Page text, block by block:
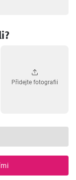
Přidejte fotografii